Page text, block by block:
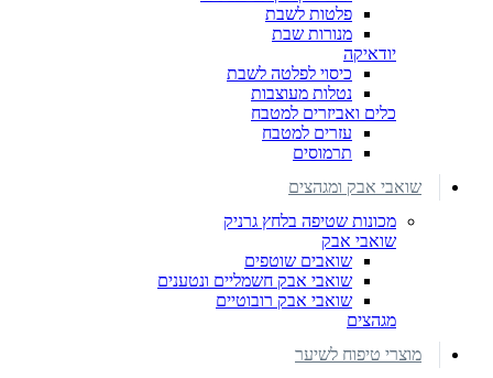
פלטות לשבת
מנורות שבת
יודאיקה
כיסוי לפלטה לשבת
נטלות מעוצבות
כלים ואביזרים למטבח
עזרים למטבח
תרמוסים
שואבי אבק ומגהצים
מכונות שטיפה בלחץ גרניק
שואבי אבק
שואבים שוטפים
שואבי אבק חשמליים ונטענים
שואבי אבק רובוטיים
מגהצים
מוצרי טיפוח לשיער